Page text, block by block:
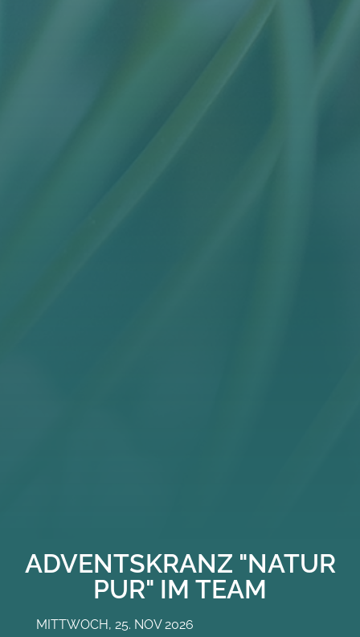
ADVENTSKRANZ "NATUR
PUR" IM TEAM
MITTWOCH, 25. NOV 2026